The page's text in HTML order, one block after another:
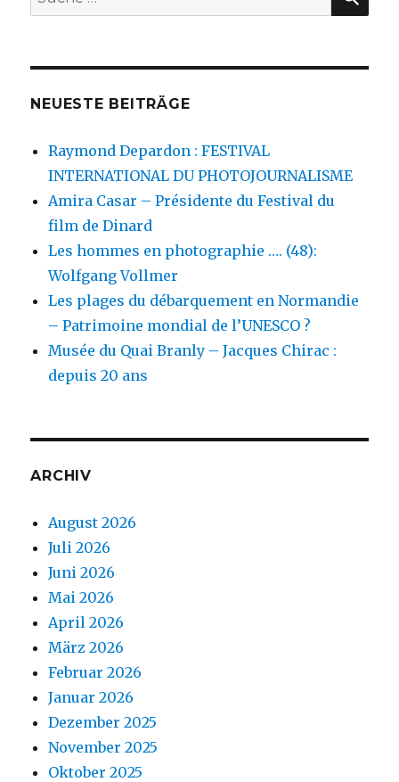
nach:
NEUESTE BEITRÄGE
Raymond Depardon : FESTIVAL
INTERNATIONAL DU PHOTOJOURNALISME
Amira Casar – Présidente du Festival du
film de Dinard
Les hommes en photographie …. (48):
Wolfgang Vollmer
Les plages du débarquement en Normandie
– Patrimoine mondial de l’UNESCO ?
Musée du Quai Branly – Jacques Chirac :
depuis 20 ans
ARCHIV
August 2026
Juli 2026
Juni 2026
Mai 2026
April 2026
März 2026
Februar 2026
Januar 2026
Dezember 2025
November 2025
Oktober 2025